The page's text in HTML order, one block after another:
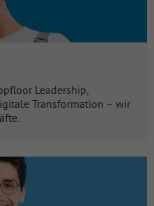
Leadership,
Transformation – wir
Produkten öffnen